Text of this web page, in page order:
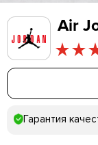
Air
Гарантия